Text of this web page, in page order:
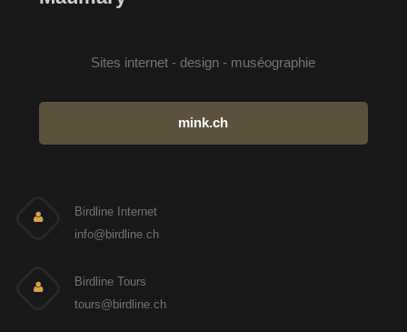
Sites internet - design - muséographie
mink.ch
Birdline Internet
info@birdline.ch
Birdline Tours
tours@birdline.ch